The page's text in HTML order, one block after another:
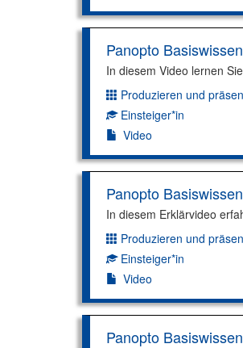
Panopto
In diesem Video lernen
Dimension:
Produzieren und
Kompetenzniveau:
Einsteiger*in
Video
Panopto
In diesem Erklärvideo
Dimension:
Produzieren und
Kompetenzniveau:
Einsteiger*in
Video
Panopto